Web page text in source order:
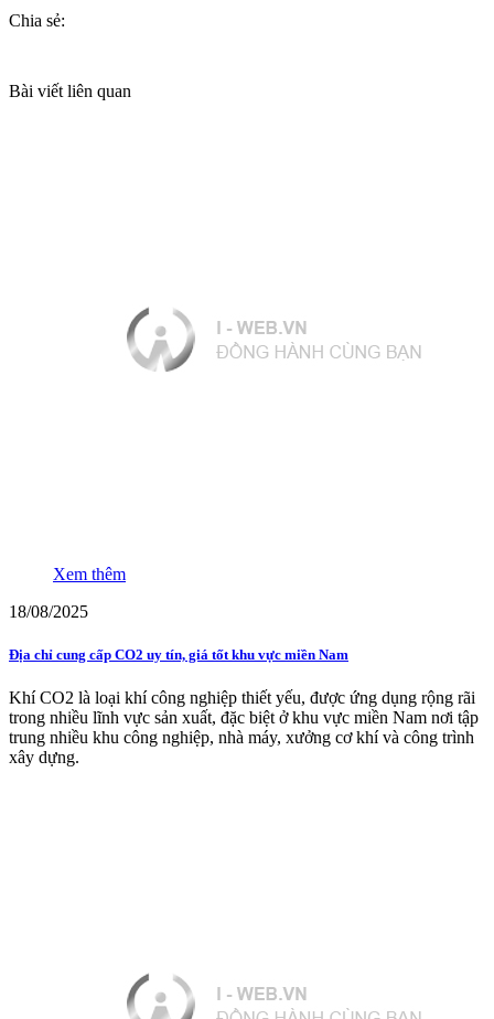
Chia sẻ:
Bài viết liên quan
Xem thêm
18/08/2025
Địa chỉ cung cấp CO2 uy tín, giá tốt khu vực miền Nam
Khí CO2 là loại khí công nghiệp thiết yếu, được ứng dụng rộng rãi
trong nhiều lĩnh vực sản xuất, đặc biệt ở khu vực miền Nam nơi tập
trung nhiều khu công nghiệp, nhà máy, xưởng cơ khí và công trình
xây dựng.